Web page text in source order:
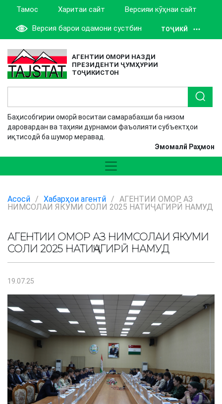
Тамос Харитаи сайт Версияи кӯҳнаи сайт
Версия барои одамони сустбин ТОҶИКӢ
АГЕНТИИ ОМОРИ НАЗДИ
ПРЕЗИДЕНТИ ҶУМҲУРИИ
ТОҶИКИСТОН
Баҳисобгирии оморӣ воситаи самарабахши ба низом
даровардан ва таҳияи дурнамои фаъолияти субъектҳои
иқтисодӣ ба шумор меравад.
Эмомалӣ Раҳмон
Асосӣ / Хабарҳои агентӣ / АГЕНТИИ ОМОР АЗ
НИМСОЛАИ ЯКУМИ СОЛИ 2025 НАТИҶАГИРӢ НАМУД
АГЕНТИИ ОМОР АЗ НИМСОЛАИ ЯКУМИ
СОЛИ 2025 НАТИҶАГИРӢ НАМУД
19.07.25